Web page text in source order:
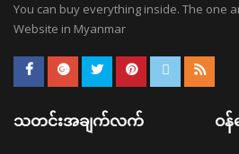
You can buy everything inside. The one
Website in Myanmar
သတင်းအချက်လက် ဝ